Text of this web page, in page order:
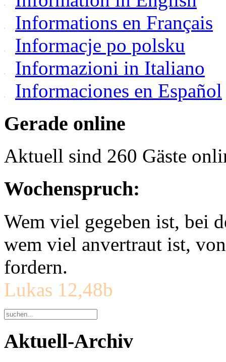
Informations en Français
Informacje po polsku
Informazioni in Italiano
Informaciones en Español
Gerade online
Aktuell sind 260 Gäste
Wochenspruch:
Wem viel gegeben ist, bei
wem viel anvertraut ist,
fordern.
Lukas 12,48b
Aktuell-Archiv